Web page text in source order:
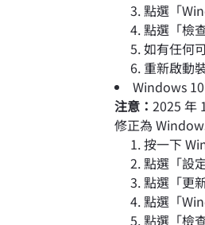
點選「
點選「檢
如有任何
重新啟動
Windows 10
注意： 2025 年
修正為
按一下
點選「設
點選「更
點選「
點選「檢